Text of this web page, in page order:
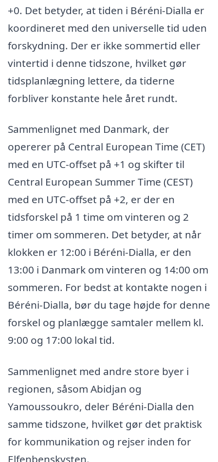
+0. Det betyder, at tiden i Béréni-Dialla er
koordineret med den universelle tid uden
forskydning. Der er ikke sommertid eller
vintertid i denne tidszone, hvilket gør
tidsplanlægning lettere, da tiderne
forbliver konstante hele året rundt.
Sammenlignet med Danmark, der
opererer på Central European Time (CET)
med en UTC-offset på +1 og skifter til
Central European Summer Time (CEST)
med en UTC-offset på +2, er der en
tidsforskel på 1 time om vinteren og 2
timer om sommeren. Det betyder, at når
klokken er 12:00 i Béréni-Dialla, er den
13:00 i Danmark om vinteren og 14:00 om
sommeren. For bedst at kontakte nogen i
Béréni-Dialla, bør du tage højde for denne
forskel og planlægge samtaler mellem kl.
9:00 og 17:00 lokal tid.
Sammenlignet med andre store byer i
regionen, såsom Abidjan og
Yamoussoukro, deler Béréni-Dialla den
samme tidszone, hvilket gør det praktisk
for kommunikation og rejser inden for
Elfenbenskysten.